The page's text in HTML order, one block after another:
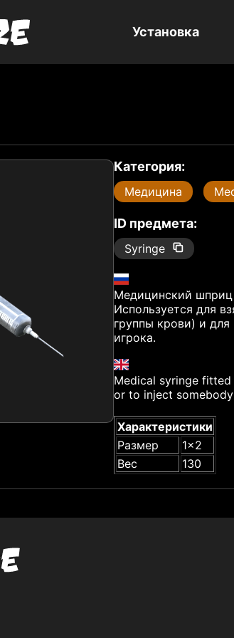
Установка
Категория:
Медицина
ID предмета:
Syringe
Медицинский
Используется для
группы крови) и для
игрока.
Medical syringe
or to inject
Характеристики
Размер
1x2
Вес
130